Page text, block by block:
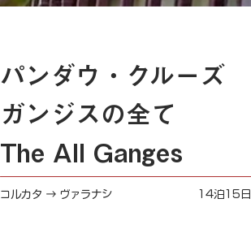
パンダウ・クルーズ
The All Ganges
ガンジスの全て
コルカタ → ヴァラナシ 14泊15日